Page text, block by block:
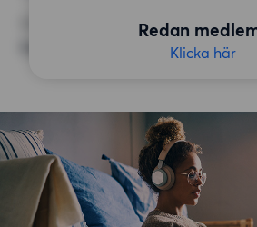
Redan
Klicka här
ÖVRIGA PREFERENSER
Inga speciella preferenser